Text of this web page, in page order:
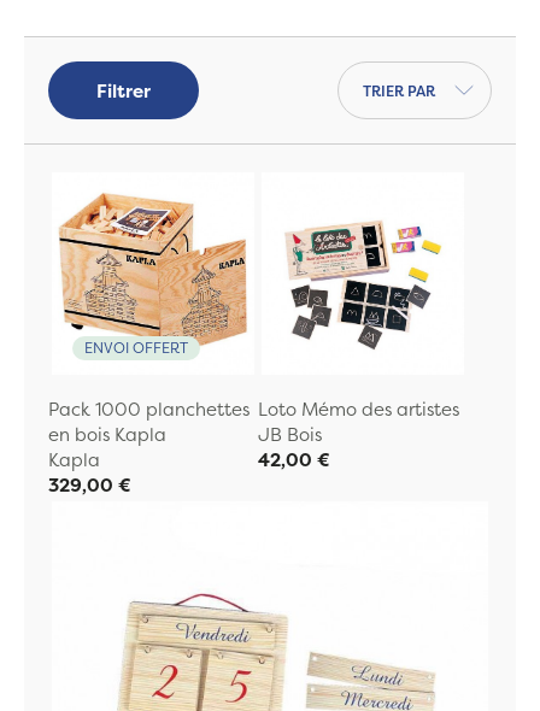
planches Wobbel,les bouteilles
sensorielles de
accessible dès
3 mois. De jouets en bois de qualité, de
Pour les plus jeunes, découvrez
sélection dès 6 mois
, ainsi que les
d'éveil dès 12 mois.
Filtrer
Trier par
ENVOI OFFERT
Pack 1000 planchettes
en bois Kapla
Kapla
329,00 €
Loto Mémo des artistes
JB Bois
42,00 €